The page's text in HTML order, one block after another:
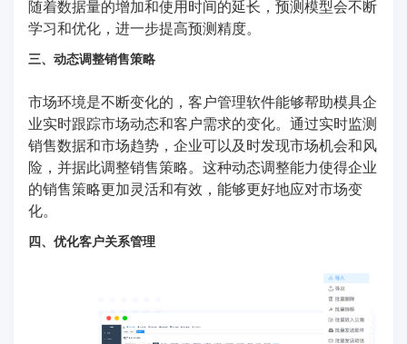
随着数据量的增加和使用时间的延长，预测模型会不断
学习和优化，进一步提高预测精度。
三、动态调整销售策略
市场环境是不断变化的，客户管理软件能够帮助模具企
业实时跟踪市场动态和客户需求的变化。通过实时监测
销售数据和市场趋势，企业可以及时发现市场机会和风
险，并据此调整销售策略。这种动态调整能力使得企业
的销售策略更加灵活和有效，能够更好地应对市场变
化。
四、优化客户关系管理